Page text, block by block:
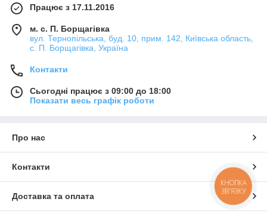
Працює з 17.11.2016
м. с. П. Борщагівка
вул. Тернопільська, буд. 10, прим. 142, Київська область,
с. П. Борщагівка, Україна
Контакти
Сьогодні працює з 09:00 до 18:00
Показати весь графік роботи
Про нас
Контакти
Доставка та оплата
КНОПКА
ЗВ'ЯЗКУ